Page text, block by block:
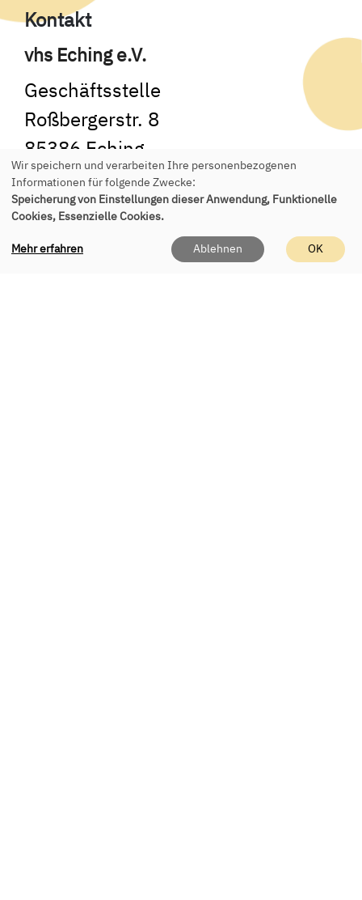
Kontakt
vhs Eching e.V.
Geschäftsstelle
Roßbergerstr. 8
85386 Eching
Tel.:+49 89 541 955 150
E-Mail:office(at)vhs-eching.de
Wir speichern und verarbeiten Ihre personenbezogenen
Informationen für folgende Zwecke:
Speicherung von Einstellungen dieser Anwendung, Funktionelle
Cookies, Essenzielle Cookies.
Mehr erfahren Ablehnen OK